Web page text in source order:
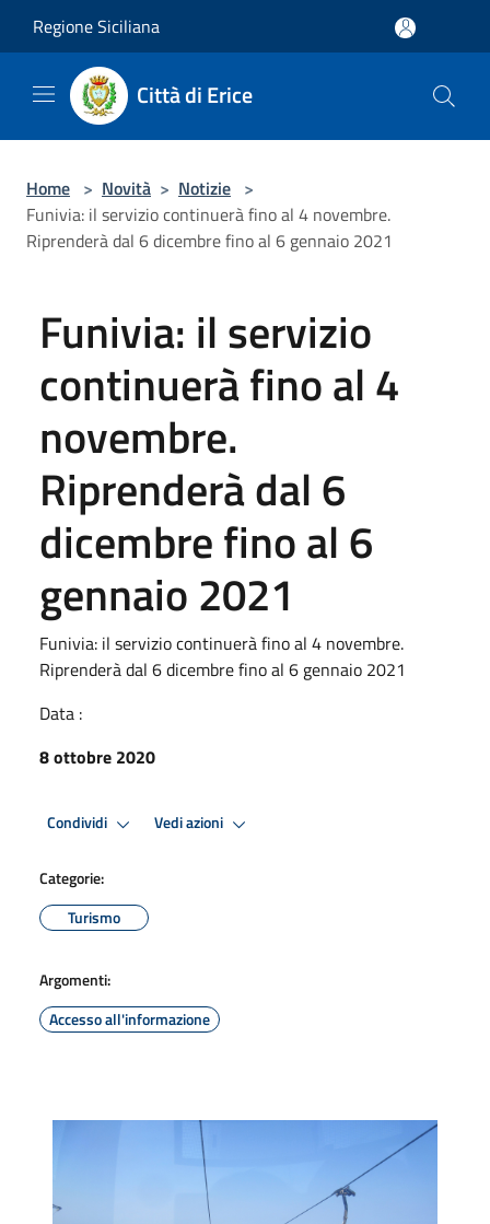
Regione Siciliana
Città di Erice
Home > Novità > Notizie >
Funivia: il servizio continuerà fino al 4 novembre.
Riprenderà dal 6 dicembre fino al 6 gennaio 2021
Funivia: il servizio
continuerà fino al 4
novembre.
Riprenderà dal 6
dicembre fino al 6
gennaio 2021
Funivia: il servizio continuerà fino al 4 novembre.
Riprenderà dal 6 dicembre fino al 6 gennaio 2021
Data :
8 ottobre 2020
Condividi Vedi azioni
Categorie:
Turismo
Argomenti:
Accesso all'informazione